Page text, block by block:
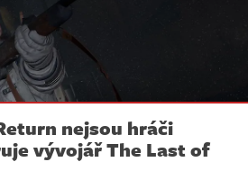
nejsou hráči
vývojář The Last of